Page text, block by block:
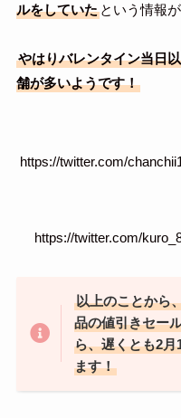
ルをしていたという情報
やはりバレンタイン当日
舗が多いようです！
https://twitter.com/
https://twitter.com/
以上のことから
品の値引きセー
ら、遅くとも2
ます！